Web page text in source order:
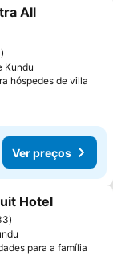
favoritos
All
Kundu
hóspedes de villa
Ver preços
favoritos
Hotel
para a família